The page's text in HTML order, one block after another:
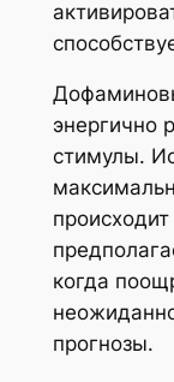
энергично
стимулы.
когда
прогнозы.